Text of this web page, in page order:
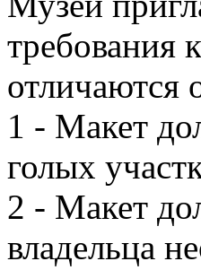
требования
отличаются
1 - Макет
голых
2 - Макет
владельца